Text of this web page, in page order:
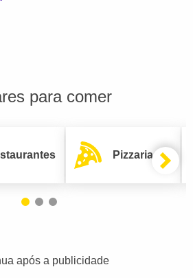
para comer
Pizzarias
após a publicidade